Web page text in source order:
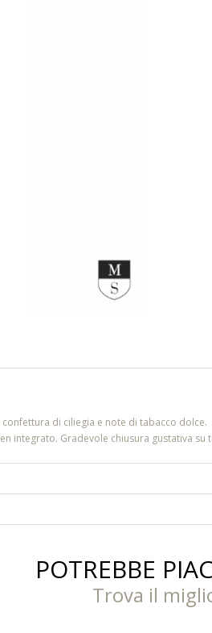
di ciliegia e note di tabacco dolce.
integrato. Gradevole chiusura gustativa su
POTREBBE
Trova il